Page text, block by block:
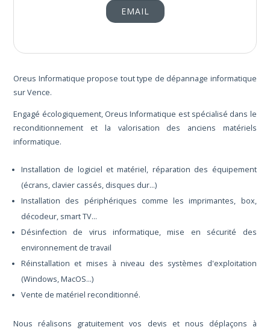
EMAIL
Oreus Informatique propose tout type de dépannage informatique
sur Vence.
Engagé écologiquement, Oreus Informatique est spécialisé dans le
reconditionnement et la valorisation des anciens matériels
informatique.
Installation de logiciel et matériel, réparation des équipement
(écrans, clavier cassés, disques dur...)
Installation des périphériques comme les imprimantes, box,
décodeur, smart TV...
Désinfection de virus informatique, mise en sécurité des
environnement de travail
Réinstallation et mises à niveau des systèmes d'exploitation
(Windows, MacOS...)
Vente de matériel reconditionné.
Nous réalisons gratuitement vos devis et nous déplaçons à